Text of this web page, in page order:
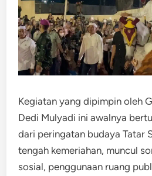
Kegiatan yang dipimpin oleh
Dedi Mulyadi ini awalnya
dari peringatan budaya Tatar
tengah kemeriahan, muncul
sosial, penggunaan ruang